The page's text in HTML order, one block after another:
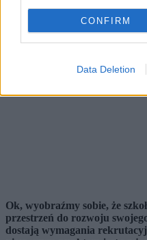
CONFIRM
Data Deletion
Reklama
Ok, wyobraźmy sobie, że
przestrzeń do rozwoju
dostają wymagania